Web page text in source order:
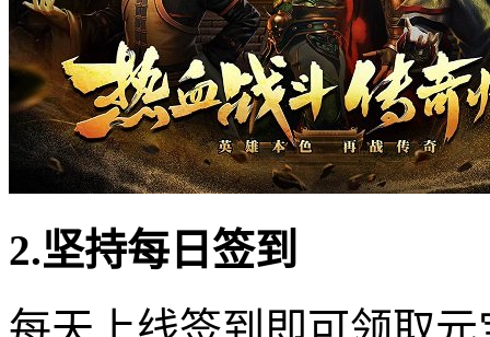
2.坚持每日签到